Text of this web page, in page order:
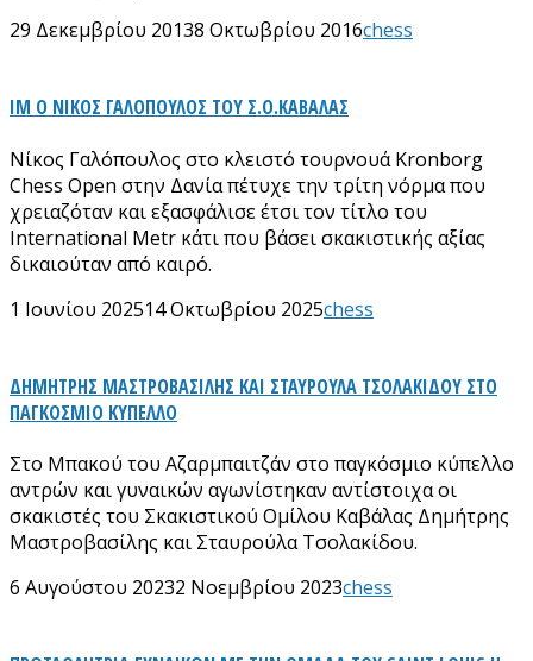
29 Δεκεμβρίου 20138 Οκτωβρίου 2016chess
ΙΜ Ο ΝΙΚΟΣ ΓΑΛΟΠΟΥΛΟΣ ΤΟΥ Σ.Ο.ΚΑΒΑΛΑΣ
Νίκος Γαλόπουλος στο κλειστό τουρνουά Kronborg
Chess Open στην Δανία πέτυχε την τρίτη νόρμα που
χρειαζόταν και εξασφάλισε έτσι τον τίτλο του
International Metr κάτι που βάσει σκακιστικής αξίας
δικαιούταν από καιρό.
1 Ιουνίου 202514 Οκτωβρίου 2025chess
ΔΗΜΗΤΡΗΣ ΜΑΣΤΡΟΒΑΣΙΛΗΣ ΚΑΙ ΣΤΑΥΡΟΥΛΑ ΤΣΟΛΑΚΙΔΟΥ ΣΤΟ
ΠΑΓΚΟΣΜΙΟ ΚΥΠΕΛΛΟ
Στο Μπακού του Αζαρμπαιτζάν στο παγκόσμιο κύπελλο
αντρών και γυναικών αγωνίστηκαν αντίστοιχα οι
σκακιστές του Σκακιστικού Ομίλου Καβάλας Δημήτρης
Μαστροβασίλης και Σταυρούλα Τσολακίδου.
6 Αυγούστου 20232 Νοεμβρίου 2023chess